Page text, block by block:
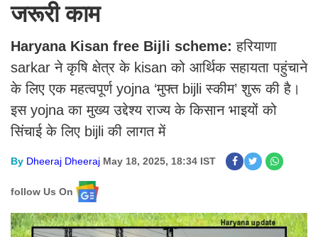
जरूरी काम
Haryana Kisan free Bijli scheme:हरियाणा
sarkar ने कृषि क्षेत्र के kisan को आर्थिक सहायता पहुंचाने
के लिए एक महत्वपूर्ण yojna ‘मुफ्त bijli स्कीम’ शुरू की है।
इस yojna का मुख्य उद्देश्य राज्य के किसान भाइयों को
सिंचाई के लिए bijli की लागत में
By Dheeraj Dheeraj May 18, 2025, 18:34 IST
follow Us On